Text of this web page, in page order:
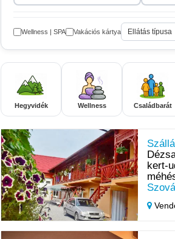
Wellness | SPA Vakációs kártya Ellátás típusa
Hegyvidék Wellness Családbarát
kert-